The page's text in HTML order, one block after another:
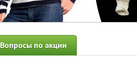
Вопросы по акции